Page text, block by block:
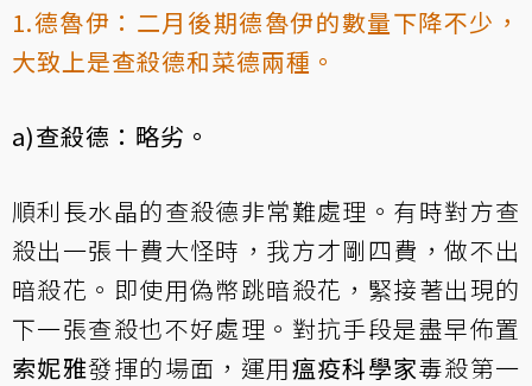
1.德魯伊：二月後期德魯伊的數量下降不少，
大致上是查殺德和菜德兩種。
a)查殺德：略劣。
順利長水晶的查殺德非常難處理。有時對方查
殺出一張十費大怪時，我方才剛四費，做不出
暗殺花。即使用偽幣跳暗殺花，緊接著出現的
下一張查殺也不好處理。對抗手段是盡早佈置
索妮雅發揮的場面，運用瘟疫科學家毒殺第一